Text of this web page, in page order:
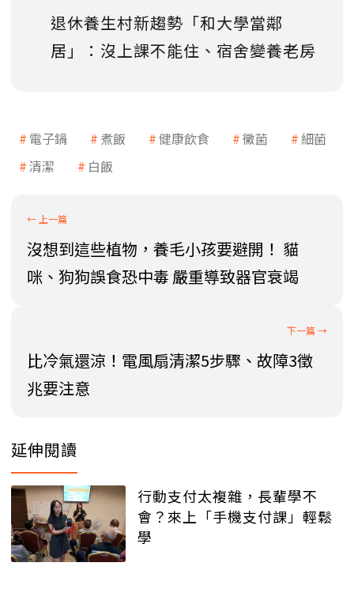
退休養生村新趨勢「和大學當鄰
居」：沒上課不能住、宿舍變養老房
電子鍋 煮飯 健康飲食 黴菌
細菌
清潔
白飯
沒想到這些植物，養毛小孩要避開！ 貓
咪、狗狗誤食恐中毒 嚴重導致器官衰竭
比冷氣還涼！電風扇清潔5步驟、故障3徵
兆要注意
延伸閱讀
行動支付太複雜，長輩學不
會？來上「手機支付課」輕鬆
學